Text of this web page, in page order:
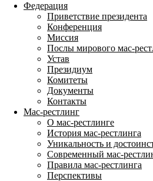
Федерация
Приветствие президента
Конференция
Миссия
Послы мирового мас-
Устав
Президиум
Комитеты
Документы
Контакты
Мас-рестлинг
О мас-рестлинге
История мас-рестлинга
Уникальность и
Современный мас-
Правила мас-рестлинга
Перспективы